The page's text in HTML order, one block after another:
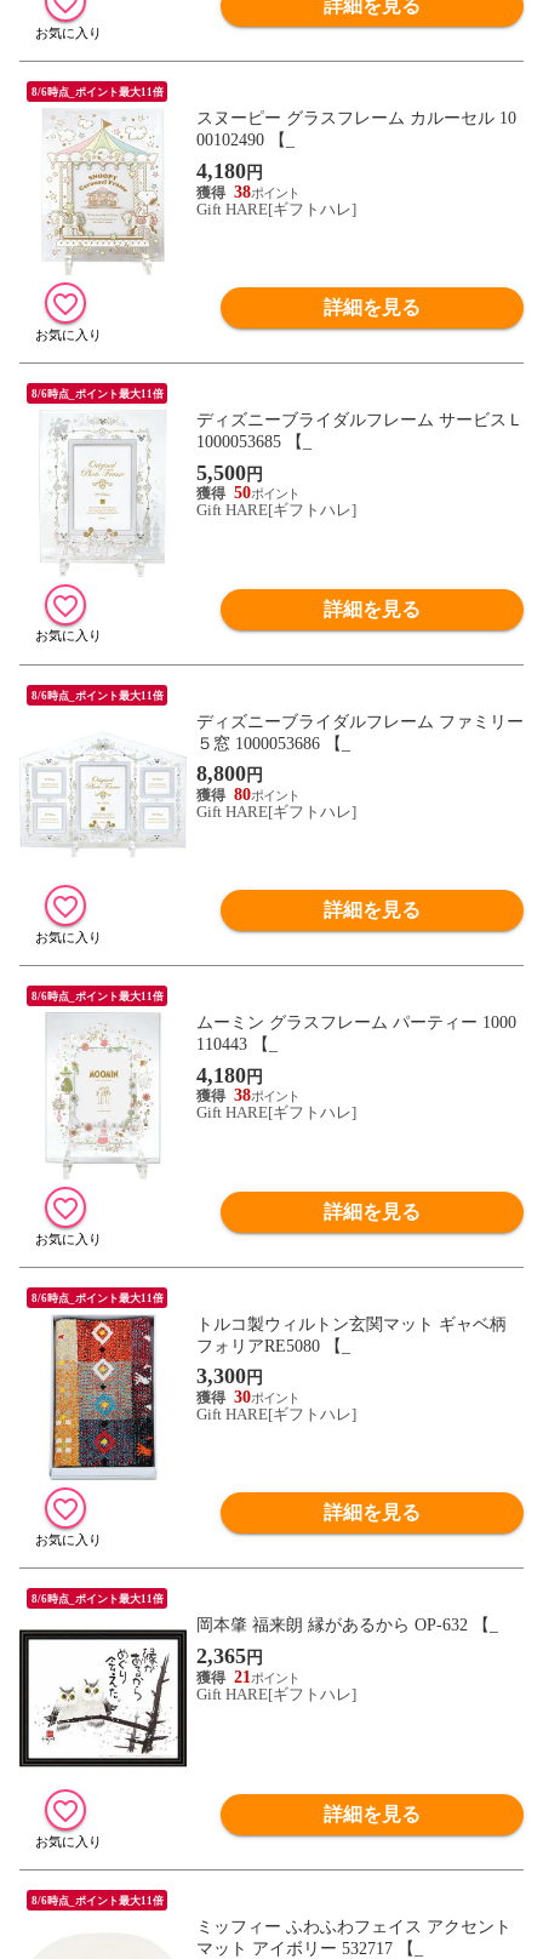
詳細を見る
8/6時点_ポイント最大11倍
スヌーピー グラスフレーム カルーセル 10
00102490 【_
4,180円
38
Gift HARE[ギフトハレ]
詳細を見る
8/6時点_ポイント最大11倍
ディズニーブライダルフレーム サービスＬ
1000053685 【_
5,500円
50
Gift HARE[ギフトハレ]
詳細を見る
8/6時点_ポイント最大11倍
ディズニーブライダルフレーム ファミリー
５窓 1000053686 【_
8,800円
80
Gift HARE[ギフトハレ]
詳細を見る
8/6時点_ポイント最大11倍
ムーミン グラスフレーム パーティー 1000
110443 【_
4,180円
38
Gift HARE[ギフトハレ]
詳細を見る
8/6時点_ポイント最大11倍
トルコ製ウィルトン玄関マット ギャベ柄
フォリアRE5080 【_
3,300円
30
Gift HARE[ギフトハレ]
詳細を見る
8/6時点_ポイント最大11倍
岡本肇 福来朗 縁があるから OP-632 【_
2,365円
21
Gift HARE[ギフトハレ]
詳細を見る
8/6時点_ポイント最大11倍
ミッフィー ふわふわフェイス アクセント
マット アイボリー 532717 【_